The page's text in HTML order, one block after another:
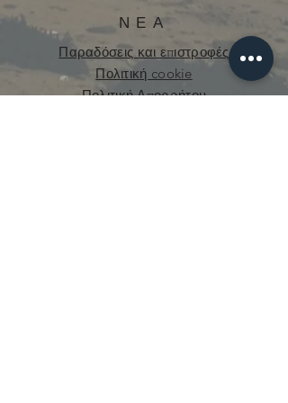
ΝΕΑ
Παραδόσεις και επιστροφές
Πολιτική cookie
Πολιτική Απορρήτου